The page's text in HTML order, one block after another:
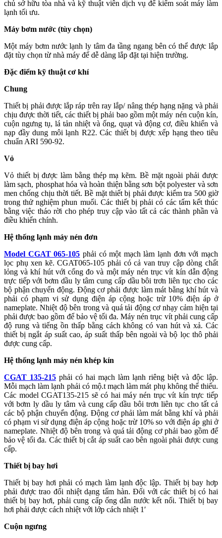
chủ sở hữu tòa nhà và kỹ thuật viên dịch vụ để kiểm soát máy làm
lạnh tối ưu.
Máy bơm nước (tùy chọn)
Một máy bơm nước lạnh ly tâm đa tầng ngang bên có thể được lắp
đặt tùy chọn từ nhà máy để dễ dàng lắp đặt tại hiện trường.
Đặc điểm kỹ thuật cơ khí
Chung
Thiết bị phải được lắp ráp trên ray lắp/ nâng thép hạng nặng và phải
chịu được thời tiết, các thiết bị phải bao gồm một máy nén cuộn kín,
cuộn ngưng tụ, lá tản nhiệt và ống, quạt và động cơ, điều khiển và
nạp đầy dung môi lạnh R22. Các thiết bị được xếp hạng theo tiêu
chuẩn ARI 590-92.
Vỏ
Vỏ thiết bị được làm bằng thép mạ kẽm. Bề mặt ngoài phải được
làm sạch, phosphat hóa và hoàn thiện bằng sơn bột polyester và sơn
men chống chịu thời tiết. Bề mặt thiết bị phải được kiểm tra 500 giờ
trong thử nghiệm phun muối. Các thiết bị phải có các tấm kết thúc
bằng việc tháo rời cho phép truy cập vào tất cả các thành phần và
điều khiển chính.
Hệ thống lạnh máy nén đơn
Model CGAT 065-105 phải có một mạch làm lạnh đơn với mạch
lọc phụ xen kẽ. CGAT065-105 phải có cả van truy cập dòng chất
lỏng và khí hút với cổng đo và một máy nén trục vít kín dẫn động
trực tiếp với bơm dầu ly tâm cung cấp dầu bôi trơn liên tục cho các
bộ phận chuyển động. Động cơ phải được làm mát bằng khí hút và
phải có phạm vi sử dụng điện áp cộng hoặc trừ 10% điện áp ở
nameplate. Nhiệt độ bên trong và quá tải động cơ nhạy cảm hiện tại
phải được bao gồm để bảo vệ tối đa. Máy nén trục vít phải cung cấp
độ rung và tiếng ồn thấp bằng cách không có van hút và xả. Các
thiết bị ngắt áp suất cao, áp suất thấp bên ngoài và bộ lọc thô phải
được cung cấp.
Hệ thống lạnh máy nén khép kín
CGAT 135-215 phải có hai mạch làm lạnh riêng biệt và độc lập.
Mỗi mạch làm lạnh phải có mộ.t mạch làm mát phụ không thể thiếu.
Các model CGAT135-215 sẽ có hai máy nén trục vít kín trực tiếp
với bơm ly dầu ly tâm và cung cấp dầu bôi trơn liên tục cho tất cả
các bộ phận chuyển động. Động cơ phải làm mát bằng khí và phải
có phạm vi sử dụng điện áp cộng hoặc trừ 10% so với điện áp ghi ở
nameplate. Nhiệt độ bên trong và quá tải động cơ phải bao gồm để
bảo vệ tối đa. Các thiết bị cắt áp suất cao bên ngoài phải được cung
cấp.
Thiết bị bay hơi
Thiết bị bay hơi phải có mạch làm lạnh độc lập. Thiết bị bay hơp
phải được trao đổi nhiệt dạng tấm hàn. Đối với các thiết bị có hai
thiết bị bay hơi, phải cung cấp ống dẫn nước kết nối. Thiết bị bay
hơi phải được cách nhiệt với lớp cách nhiệt 1′
Cuộn ngưng